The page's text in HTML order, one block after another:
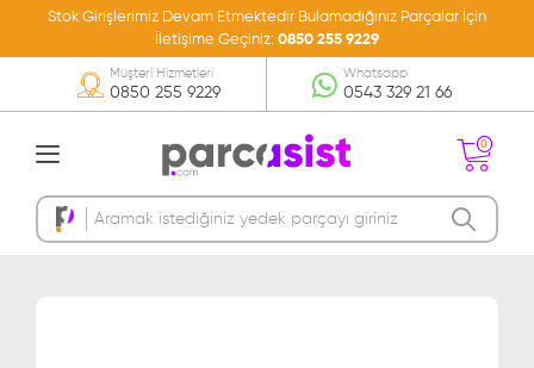
Stok Girişlerimiz Devam Etmektedir Bulamadığınız Parçalar İçin
İletişime Geçiniz: 0850 255 9229
0850 255 9229
Müşteri Hizmetleri
0543 329 21 66
Whatsapp
0
Sepetinizde Ürün